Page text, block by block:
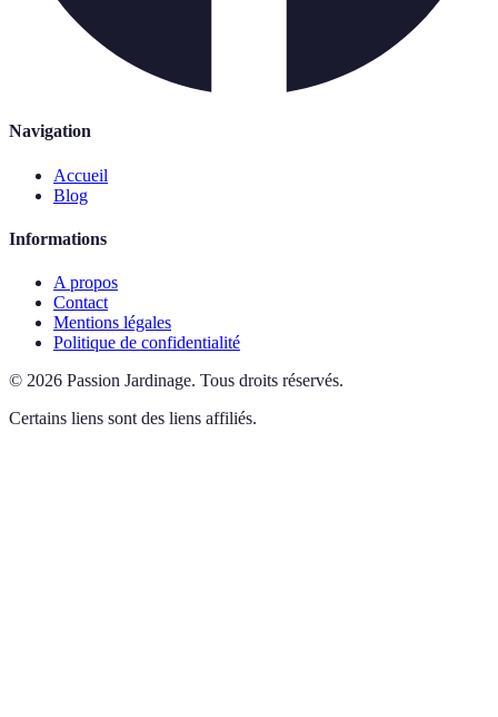
Navigation
Accueil
Blog
Informations
A propos
Contact
Mentions légales
Politique de confidentialité
© 2026 Passion Jardinage. Tous droits réservés.
Certains liens sont des liens affiliés.